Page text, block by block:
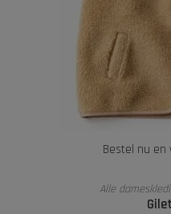
Bestel nu en
TOEVOEGEN
Alle